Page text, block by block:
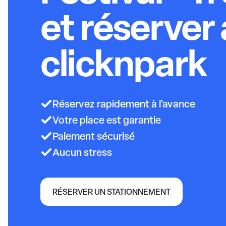
et réserver
clicknpark
Réservez rapidement à l'avance
Votre place est garantie
Paiement sécurisé
Aucun stress
RÉSERVER UN STATIONNEMENT